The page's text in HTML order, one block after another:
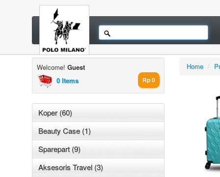
Welcome! Guest
0 Items
Rp 0
Koper (60)
Beauty Case (1)
Sparepart (9)
Aksesoris Travel (3)
Home /